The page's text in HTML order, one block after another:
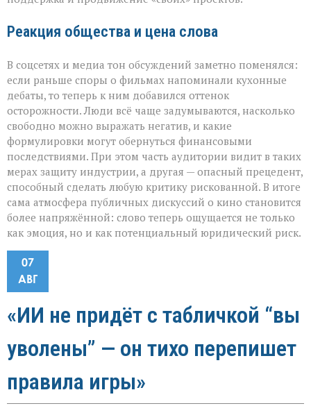
Реакция общества и цена слова
В соцсетях и медиа тон обсуждений заметно поменялся:
если раньше споры о фильмах напоминали кухонные
дебаты, то теперь к ним добавился оттенок
осторожности. Люди всё чаще задумываются, насколько
свободно можно выражать негатив, и какие
формулировки могут обернуться финансовыми
последствиями. При этом часть аудитории видит в таких
мерах защиту индустрии, а другая — опасный прецедент,
способный сделать любую критику рискованной. В итоге
сама атмосфера публичных дискуссий о кино становится
более напряжённой: слово теперь ощущается не только
как эмоция, но и как потенциальный юридический риск.
07
АВГ
«ИИ не придёт с табличкой “вы
уволены” — он тихо перепишет
правила игры»